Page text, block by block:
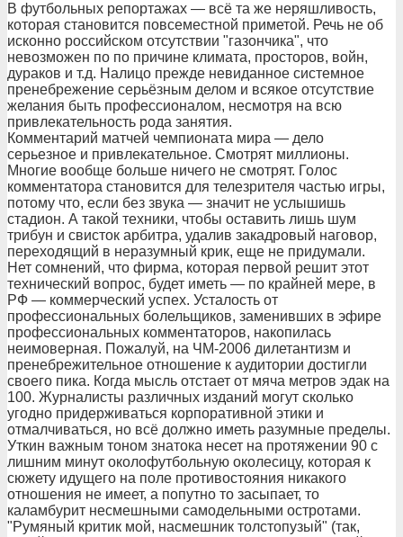
В футбольных репортажах — всё та же неряшливость,
которая становится повсеместной приметой. Речь не об
исконно российском отсутствии "газончика", что
невозможен по по причине климата, просторов, войн,
дураков и т.д. Налицо прежде невиданное системное
пренебрежение серьёзным делом и всякое отсутствие
желания быть профессионалом, несмотря на всю
привлекательность рода занятия.
Комментарий матчей чемпионата мира — дело
серьезное и привлекательное. Смотрят миллионы.
Многие вообще больше ничего не смотрят. Голос
комментатора становится для телезрителя частью игры,
потому что, если без звука — значит не услышишь
стадион. А такой техники, чтобы оставить лишь шум
трибун и свисток арбитра, удалив закадровый наговор,
переходящий в неразумный крик, еще не придумали.
Нет сомнений, что фирма, которая первой решит этот
технический вопрос, будет иметь — по крайней мере, в
РФ — коммерческий успех. Усталость от
профессиональных болельщиков, заменивших в эфире
профессиональных комментаторов, накопилась
неимоверная. Пожалуй, на ЧМ-2006 дилетантизм и
пренебрежительное отношение к аудитории достигли
своего пика. Когда мысль отстает от мяча метров эдак на
100. Журналисты различных изданий могут сколько
угодно придерживаться корпоративной этики и
отмалчиваться, но всё должно иметь разумные пределы.
Уткин важным тоном знатока несет на протяжении 90 с
лишним минут околофутбольную околесицу, которая к
сюжету идущего на поле противостояния никакого
отношения не имеет, а попутно то засыпает, то
каламбурит несмешными самодельными остротами.
"Румяный критик мой, насмешник толстопузый" (так,